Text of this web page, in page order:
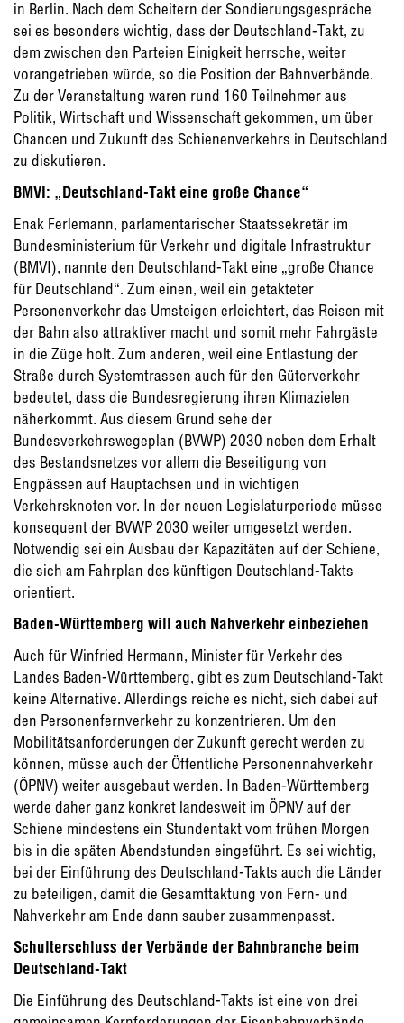
in Berlin. Nach dem Scheitern der Sondierungsgespräche
sei es besonders wichtig, dass der Deutschland-Takt, zu
dem zwischen den Parteien Einigkeit herrsche, weiter
vorangetrieben würde, so die Position der Bahnverbände.
Zu der Veranstaltung waren rund 160 Teilnehmer aus
Politik, Wirtschaft und Wissenschaft gekommen, um über
Chancen und Zukunft des Schienenverkehrs in Deutschland
zu diskutieren.
BMVI: „Deutschland-Takt eine große Chance“
Enak Ferlemann, parlamentarischer Staatssekretär im
Bundesministerium für Verkehr und digitale Infrastruktur
(BMVI), nannte den Deutschland-Takt eine „große Chance
für Deutschland“. Zum einen, weil ein getakteter
Personenverkehr das Umsteigen erleichtert, das Reisen mit
der Bahn also attraktiver macht und somit mehr Fahrgäste
in die Züge holt. Zum anderen, weil eine Entlastung der
Straße durch Systemtrassen auch für den Güterverkehr
bedeutet, dass die Bundesregierung ihren Klimazielen
näherkommt. Aus diesem Grund sehe der
Bundesverkehrswegeplan (BVWP) 2030 neben dem Erhalt
des Bestandsnetzes vor allem die Beseitigung von
Engpässen auf Hauptachsen und in wichtigen
Verkehrsknoten vor. In der neuen Legislaturperiode müsse
konsequent der BVWP 2030 weiter umgesetzt werden.
Notwendig sei ein Ausbau der Kapazitäten auf der Schiene,
die sich am Fahrplan des künftigen Deutschland-Takts
orientiert.
Baden-Württemberg will auch Nahverkehr einbeziehen
Auch für Winfried Hermann, Minister für Verkehr des
Landes Baden-Württemberg, gibt es zum Deutschland-Takt
keine Alternative. Allerdings reiche es nicht, sich dabei auf
den Personenfernverkehr zu konzentrieren. Um den
Mobilitätsanforderungen der Zukunft gerecht werden zu
können, müsse auch der Öffentliche Personennahverkehr
(ÖPNV) weiter ausgebaut werden. In Baden-Württemberg
werde daher ganz konkret landesweit im ÖPNV auf der
Schiene mindestens ein Stundentakt vom frühen Morgen
bis in die späten Abendstunden eingeführt. Es sei wichtig,
bei der Einführung des Deutschland-Takts auch die Länder
zu beteiligen, damit die Gesamttaktung von Fern- und
Nahverkehr am Ende dann sauber zusammenpasst.
Schulterschluss der Verbände der Bahnbranche beim
Deutschland-Takt
Die Einführung des Deutschland-Takts ist eine von drei